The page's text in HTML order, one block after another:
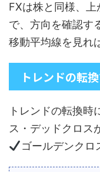
FXは株と同様、
で、方向を確認す
移動平均線を見れ
トレンドの転
トレンドの転換時
ス・デッドクロス
ゴールデンクロ